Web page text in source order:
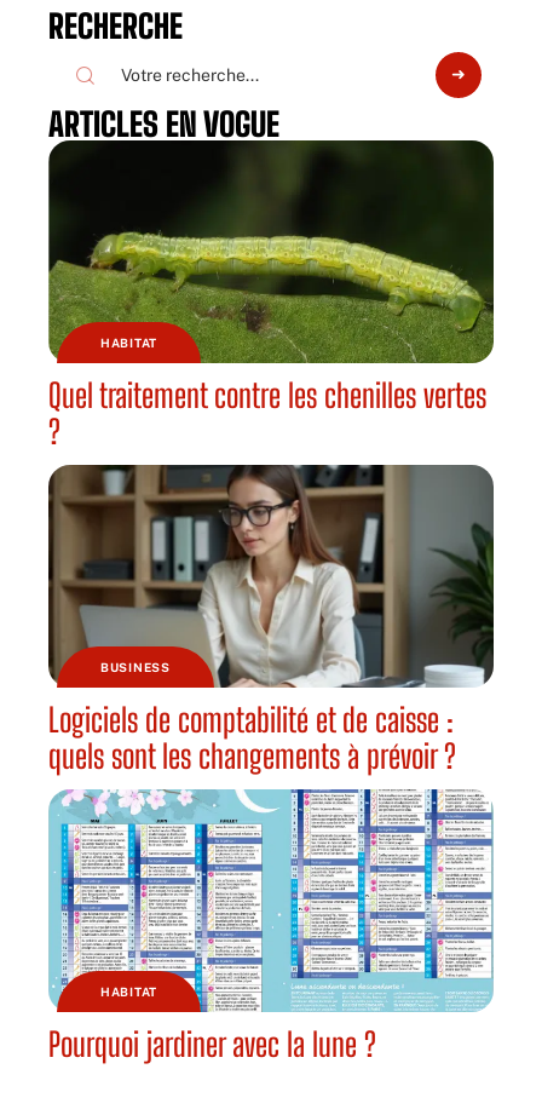
RECHERCHE
ARTICLES EN VOGUE
HABITAT
Quel traitement contre les chenilles vertes
?
BUSINESS
Logiciels de comptabilité et de caisse :
quels sont les changements à prévoir ?
HABITAT
Pourquoi jardiner avec la lune ?